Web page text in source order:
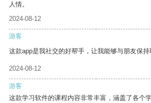
人情。
2024-08-12
游客
这款app是我社交的好帮手，让我能够与朋友保持
2024-08-12
游客
这款学习软件的课程内容非常丰富，涵盖了各个